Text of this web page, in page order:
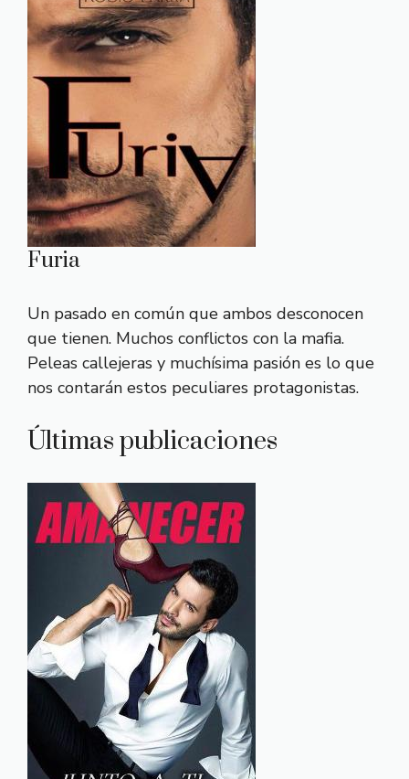
Furia
Un pasado en común que ambos desconocen
que tienen. Muchos conflictos con la mafia.
Peleas callejeras y muchísima pasión es lo que
nos contarán estos peculiares protagonistas.
Últimas publicaciones